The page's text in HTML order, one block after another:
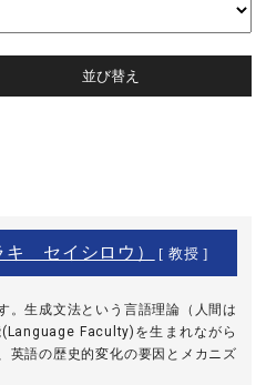
セイシロウ） [ 教授 ]
生成文法という言語理論（人間は
Faculty)を生まれながら
英語の歴史的変化の要因とメカニズ